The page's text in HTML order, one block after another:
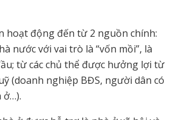
hoạt động đến từ 2 nguồn chính:
nước với vai trò là “vốn mồi”, là
từ các chủ thể được hưởng lợi từ
(doanh nghiệp BĐS, người dân có
ở…).